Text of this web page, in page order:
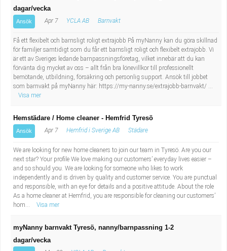
dagar/vecka
Ansök Apr 7 YCLA AB Barnvakt
Få ett flexibelt och barnsligt roligt extrajobb På myNanny kan du göra skillnad
för familjer samtidigt som du får ett barnsligt roligt och flexibelt extrajobb. Vi
är ett av Sveriges ledande barnpassningsföretag, vilket innebär att du kan
förvänta dig mycket av oss – allt från bra lönevillkor till professionellt
bemötande, utbildning, försäkring och personlig support. Ansök till jobbet
som barnvakt på myNanny här: https://my-nanny.se/extrajobb-barnvakt/ ...
Visa mer
Hemstädare / Home cleaner - Hemfrid Tyresö
Ansök Apr 7 Hemfrid i Sverige AB Städare
We are looking for new home cleaners to join our team in Tyresö. Are you our
next star? Your profile We love making our customers’ everyday lives easier –
and so should you. We are looking for someone who likes to work
independently and is driven by quality and customer service. You are punctual
and responsible, with an eye for details and a positive attitude. About the role
As a home cleaner at Hemfrid, you are responsible for cleaning our customers’
hom...
Visa mer
myNanny barnvakt Tyresö, nanny/barnpassning 1-2
dagar/vecka